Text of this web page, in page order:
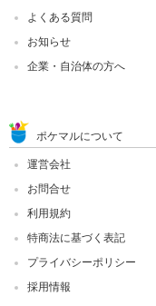
よくある質問
お知らせ
企業・自治体の方へ
ポケマルについて
運営会社
お問合せ
利用規約
特商法に基づく表記
プライバシーポリシー
採用情報